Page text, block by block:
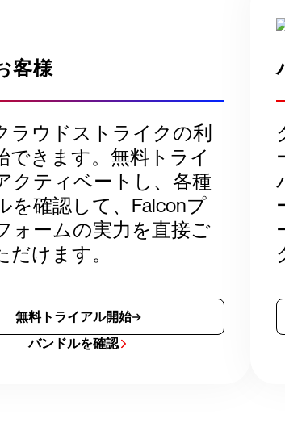
客様
ラウドストライクの利
できます。無料トライ
クティベートし、各種
を確認して、Falconプ
ォームの実力を直接ご
だけます。
無料トライアル開始
バンドルを確認